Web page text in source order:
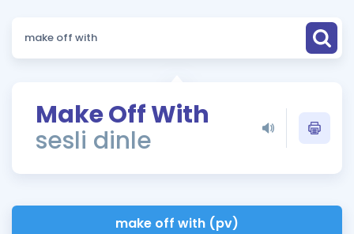
ÖSYM Sınav Takvimi
Kampanyalar
İngilizce Gramer
Make Off With
sesli dinle
make off with (pv)